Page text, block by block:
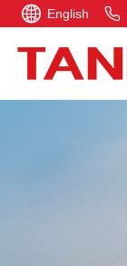
English